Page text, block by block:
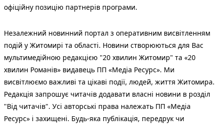
офіційну позицію партнерів програми.
Незалежний новинний портал з оперативним висвітленням
подій у Житомирі та області. Новини створюються для Вас
мультимедійною редакцією "20 хвилин Житомир" та «20
хвилин Романів» видавець ПП «Медіа Ресурс». Ми
висвітлюємо важливі та цікаві події, людей, життя Житомира.
Редакція запрошує читачів додавати власні новини в розділ
"Від читачів". Усі авторські права належать ПП «Медіа
Ресурс» і захищені. Будь-яка публiкацiя, передрук чи